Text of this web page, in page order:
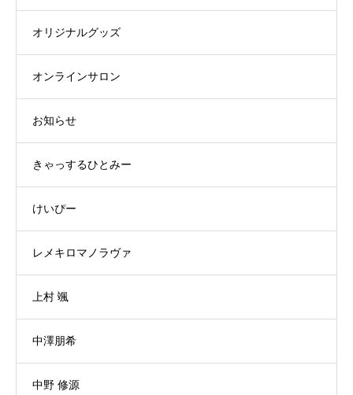
オリジナルグッズ
オンラインサロン
お知らせ
きゃっするひとみー
けいぴー
レメキロマノラヴァ
上村 颯
中澤朋希
中野 修源